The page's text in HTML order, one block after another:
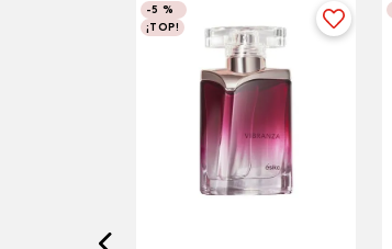
-5 %
¡TOP!